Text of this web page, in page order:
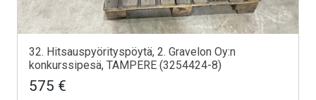
32. Hitsauspyörityspöytä, 2. Gravelon Oy:n
konkurssipesä, TAMPERE (3254424-8)
575 €